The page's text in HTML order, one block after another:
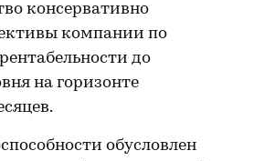
консервативно
компании по
до
на горизонте
обусловлен